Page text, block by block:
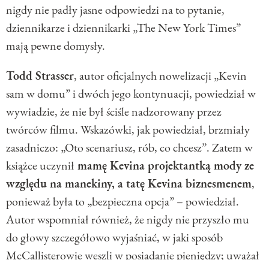
nigdy nie padły jasne odpowiedzi na to pytanie,
dziennikarze i dziennikarki „The New York Times”
mają pewne domysły.
Todd Strasser, autor oficjalnych nowelizacji „Kevin
sam w domu” i dwóch jego kontynuacji, powiedział w
wywiadzie, że nie był ściśle nadzorowany przez
twórców filmu. Wskazówki, jak powiedział, brzmiały
zasadniczo: „Oto scenariusz, rób, co chcesz”. Zatem w
książce uczynił mamę Kevina projektantką mody ze
względu na manekiny, a tatę Kevina biznesmenem,
ponieważ była to „bezpieczna opcja” – powiedział.
Autor wspomniał również, że nigdy nie przyszło mu
do głowy szczegółowo wyjaśniać, w jaki sposób
McCallisterowie weszli w posiadanie pieniędzy; uważał